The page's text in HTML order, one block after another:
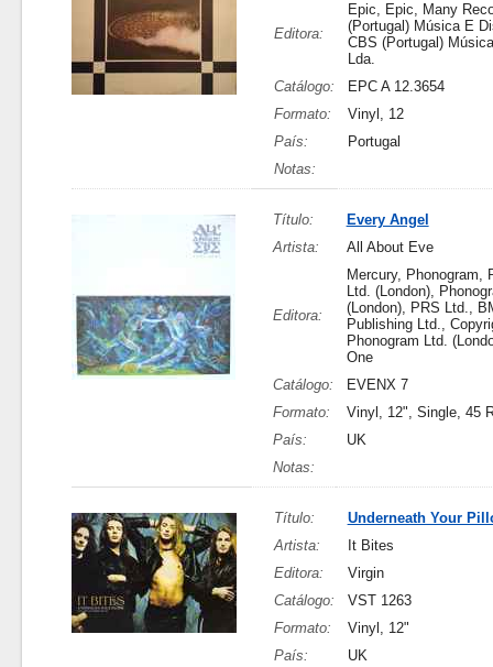
Editora:
Epic, Epic, Many
(Portugal) Música E
CBS (Portugal)
Lda.
Catálogo:
EPC A 12.3654
Formato:
Vinyl, 12
País:
Portugal
Notas:
Título:
Every Angel
Artista:
All About Eve
Editora:
Mercury, Phonogram,
Ltd. (London),
(London), PRS Ltd.,
Publishing Ltd.,
Phonogram Ltd.
One
Catálogo:
EVENX 7
Formato:
Vinyl, 12", Single, 45
País:
UK
Notas:
Título:
Underneath Your
Artista:
It Bites
Editora:
Virgin
Catálogo:
VST 1263
Formato:
Vinyl, 12"
País:
UK